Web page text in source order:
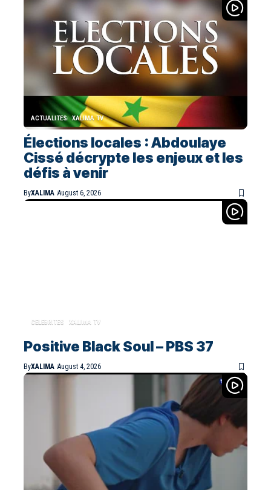
ACTUALITES XALIMA TV
Élections locales : Abdoulaye
Cissé décrypte les enjeux et les
défis à venir
ByXALIMA August 6, 2026
CELEBRITES XALIMA TV
Positive Black Soul – PBS 37
ByXALIMA August 4, 2026